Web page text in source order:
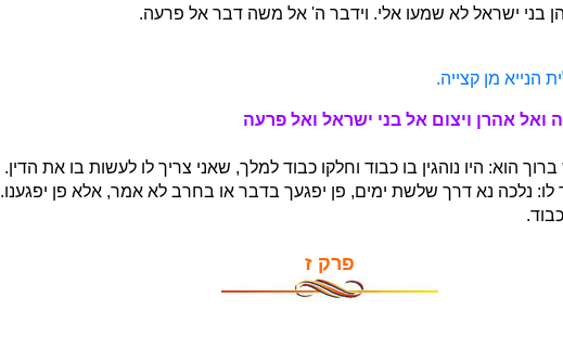
בני ישראל לא שמעו אלי. וידבר ה' אל משה דבר אל פרעה.
הנייא מן קצייה.
ואל אהרן ויצום אל בני ישראל ואל פרעה
הוא: היו נוהגין בו כבוד וחלקו כבוד למלך, שאני צריך לו לעשות בו את הדין.
נלכה נא דרך שלשת ימים, פן יפגעך בדבר או בחרב לא אמר, אלא פן יפגענו.
פרק ז